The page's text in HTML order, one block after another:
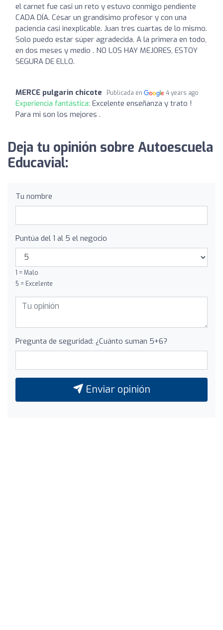
el carnet fue casi un reto y estuvo conmigo pendiente
CADA DÍA. César un grandísimo profesor y con una
paciencia casi inexplicable. Juan tres cuartas de lo mismo.
Solo puedo estar súper agradecida. A la primera en todo,
en dos meses y medio . NO LOS HAY MEJORES, ESTOY
SEGURA DE ELLO.
MERCE pulgarin chicote Publicada en 4 years ago
Experiencia fantástica: Excelente enseñanza y trato !
Para mi son los mejores .
Deja tu opinión sobre Autoescuela
Educavial:
Tu nombre
Puntúa del 1 al 5 el negocio
1 = Malo
5 = Excelente
Pregunta de seguridad: ¿Cuánto suman 5+6?
Enviar opinión